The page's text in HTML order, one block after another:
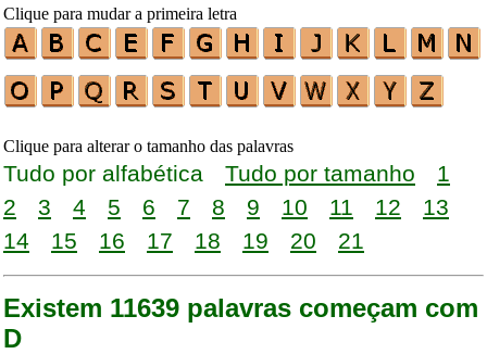
Clique para mudar a primeira letra
Clique para alterar o tamanho das palavras
Tudo por alfabética Tudo por tamanho
1
2
3 4 5 6 7 8 9 10 11 12
13
14
15 16 17 18 19 20 21
Existem 11639 palavras começam com
D